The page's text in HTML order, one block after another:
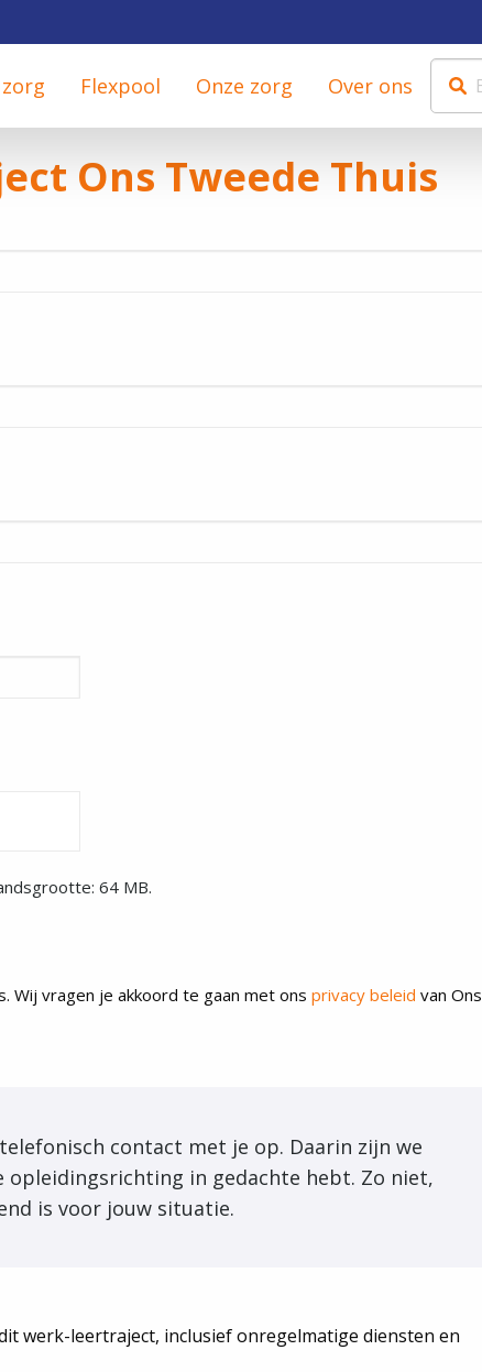
Flexpool Onze zorg Over ons
Ons Tweede Thuis
64 MB.
Wij vragen je akkoord te gaan met ons privacy beleid van Ons
contact met je op. Daarin zijn we
opleidingsrichting in gedachte hebt. Zo niet,
is voor jouw situatie.
werk-leertraject, inclusief onregelmatige diensten en